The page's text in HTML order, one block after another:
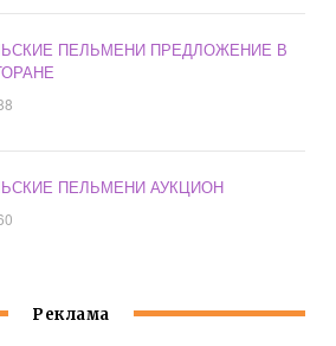
ПЕЛЬМЕНИ ПРЕДЛОЖЕНИЕ В
ПЕЛЬМЕНИ АУКЦИОН
Реклама